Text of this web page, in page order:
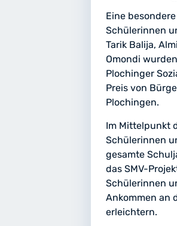
Eine
Schülerinnen
Tarik Balija,
Omondi
Plochinger
Preis von
Plochingen.
Im Mittelpunkt
Schülerinnen
gesamte
das SMV-
Schülerinnen
Ankommen an
erleichtern.